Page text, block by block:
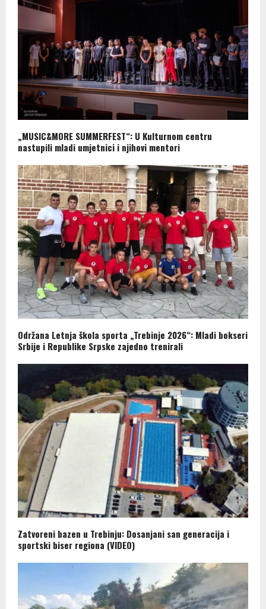
„MUSIC&MORE SUMMERFEST“: U Kulturnom centru
nastupili mladi umjetnici i njihovi mentori
Održana Letnja škola sporta „Trebinje 2026“: Mladi bokseri
Srbije i Republike Srpske zajedno trenirali
Zatvoreni bazen u Trebinju: Dosanjani san generacija i
sportski biser regiona (VIDEO)